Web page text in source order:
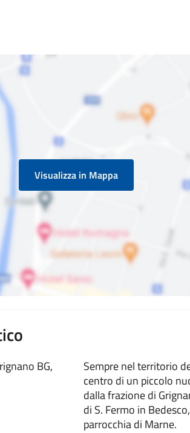
Visualizza in Mappa
BG,
Sempre nel territorio
centro di un piccolo
dalla frazione di
di S. Fermo in
parrocchia di Marne.